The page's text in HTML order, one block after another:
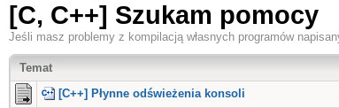
[C, C++] Szukam pomocy
Jeśli masz problemy z kompilacją własnych programów
Temat
[C++] Płynne odświeżenia konsoli